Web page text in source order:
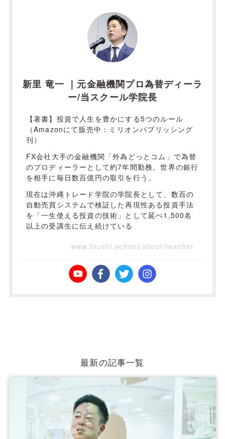
新里 竜一 ｜元金融機関プロ為替ディーラ
ー/当スクール学院長
【著書】投資で人生を豊かにする5つのルール
（Amazonにて販売中：ミリオンパブリッシング
刊）
FX会社大手の金融機関「外為どっとコム」で為替
のプロディーラーとして約7年間勤務。世界の銀行
を相手に毎日数百億円の取引を行う。
現在は沖縄トレード学院の学院長として、数百の
自動売買システムで検証した再現性ある投資手法
を「一生使える投資の技術」として延べ1,500名
以上の受講生に伝え続けている
www.toushi.school/about/teacher
最新の記事一覧